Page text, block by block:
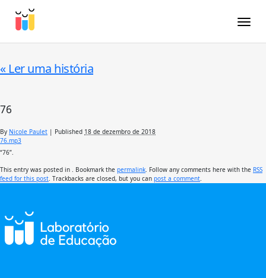
« Ler uma história
76
By Nicole Paulet | Published 18 de dezembro de 2018
76.mp3
“76”.
This entry was posted in . Bookmark the permalink . Follow any comments here with the RSS
feed for this post . Trackbacks are closed, but you can post a comment